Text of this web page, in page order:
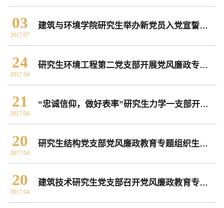
03
2017.07
建筑与环境学院研究生举办新党员入党宣誓暨老党员重温誓词活动
24
2017.04
研究生环境工程第二党支部开展党风廉政专项教育活动
21
2017.04
“忠诚信仰，做好表率”研究生力学一支部开展党风廉政教育专项活动
20
2017.04
研究生结构党支部党风廉政教育专题组织生活会
20
2017.04
建筑技术研究生党支部召开党风廉政教育专题组织生活会